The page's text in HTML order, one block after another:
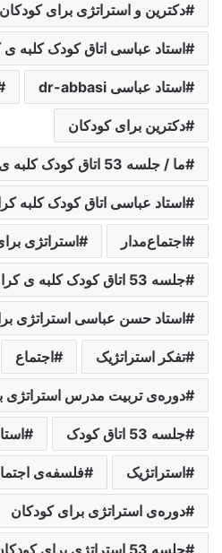
دکترین و استراتژی برای کودکان
استاد عباسی اتاق کودک کلبه
استاد عباسی dr-abbasi
دکترین برای کودکان
ما / جلسه 53 اتاق کودک کلبه ی کرامت
استاد عباسی اتاق کودک کلبه
اجتماع‌مدار استراتژی
جلسه 53 اتاق کودک کلبه ی کرامت
استاد حسن عباسی استراتژی
تفکر استراتژیک اجتماع‌
دوره‌ی تربیت مدرس استراتژی
جلسه 53 اتاق کودک
استراتژیک فلسفه‌ی
دوره‌ی استراتژی برای کودکان
جلسه 53 استراتژی برای کودکان